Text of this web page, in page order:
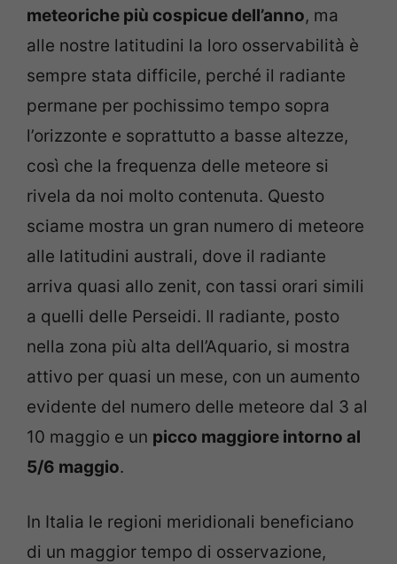
meteoriche più cospicue dell’anno, ma
alle nostre latitudini la loro osservabilità è
sempre stata difficile, perché il radiante
permane per pochissimo tempo sopra
l’orizzonte e soprattutto a basse altezze,
così che la frequenza delle meteore si
rivela da noi molto contenuta. Questo
sciame mostra un gran numero di meteore
alle latitudini australi, dove il radiante
arriva quasi allo zenit, con tassi orari simili
a quelli delle Perseidi. Il radiante, posto
nella zona più alta dell’Aquario, si mostra
attivo per quasi un mese, con un aumento
evidente del numero delle meteore dal 3 al
10 maggio e un picco maggiore intorno al
5/6 maggio.
In Italia le regioni meridionali beneficiano
di un maggior tempo di osservazione,